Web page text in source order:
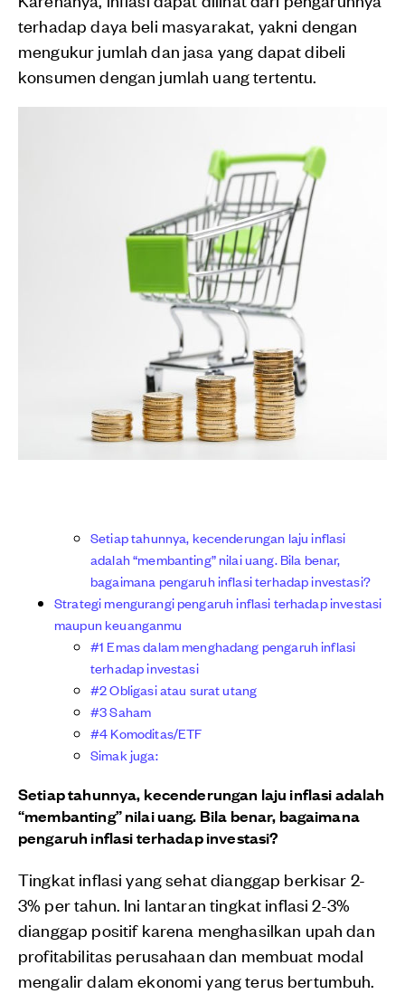
terhadap daya beli masyarakat, yakni dengan
mengukur jumlah dan jasa yang dapat dibeli
konsumen dengan jumlah uang tertentu.
Setiap tahunnya, kecenderungan laju inflasi
adalah “membanting” nilai uang. Bila benar,
bagaimana pengaruh inflasi terhadap investasi?
Strategi mengurangi pengaruh inflasi terhadap investasi
maupun keuanganmu
#1 Emas dalam menghadang pengaruh inflasi
terhadap investasi
#2 Obligasi atau surat utang
#3 Saham
#4 Komoditas/ETF
Simak juga:
Setiap tahunnya, kecenderungan laju inflasi adalah
“membanting” nilai uang. Bila benar, bagaimana
pengaruh inflasi terhadap investasi?
Tingkat inflasi yang sehat dianggap berkisar 2-
3% per tahun. Ini lantaran tingkat inflasi 2-3%
dianggap positif karena menghasilkan upah dan
profitabilitas perusahaan dan membuat modal
mengalir dalam ekonomi yang terus bertumbuh.